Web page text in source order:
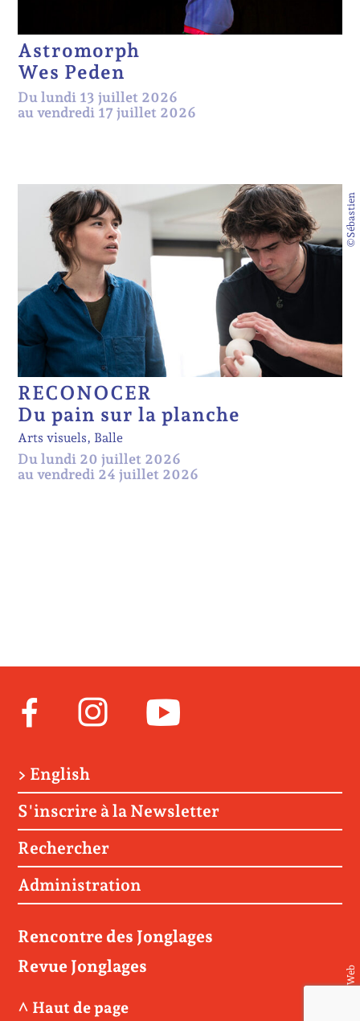
Astromorph
Wes Peden
Du lundi 13 juillet 2026
au vendredi 17 juillet 2026
©Sébastien
RECONOCER
Du pain sur la planche
Arts visuels, Balle
Du lundi 20 juillet 2026
au vendredi 24 juillet 2026
Facebook
Instagram
> English
S'inscrire à la Newsletter
Rechercher
Administration
Rencontre des Jonglages
Revue Jonglages
^ Haut de page © Matière Web